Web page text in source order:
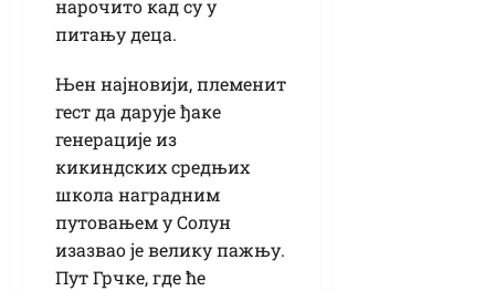
нарочито кад су у
питању деца.
Њен најновији, племенит
гест да дарује ђаке
генерације из
кикиндских средњих
школа наградним
путовањем у Солун
изазвао је велику пажњу.
Пут Грчке, где ће